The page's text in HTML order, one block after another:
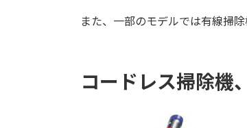
また、一部のモデルでは有線掃
コードレス掃除機